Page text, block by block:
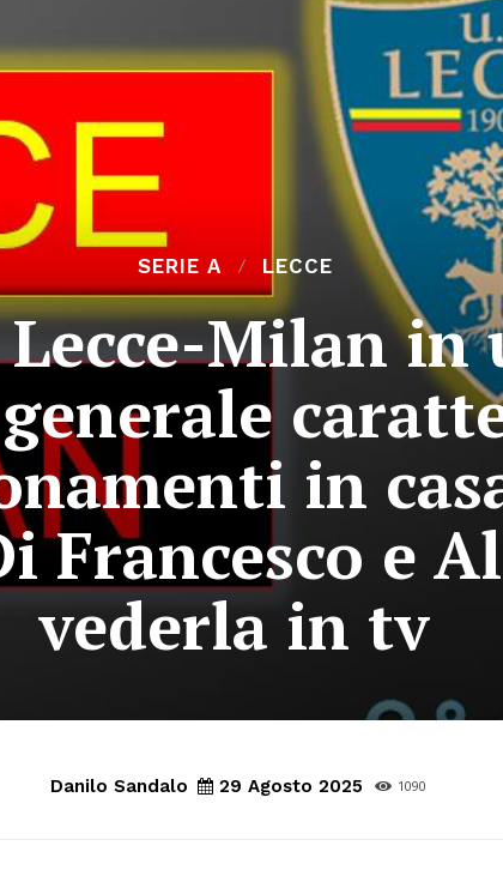
SERIE A LECCE
Lecce-Milan
in
Francesco e
vederla in tv
Danilo Sandalo 29 Agosto 2025 1090